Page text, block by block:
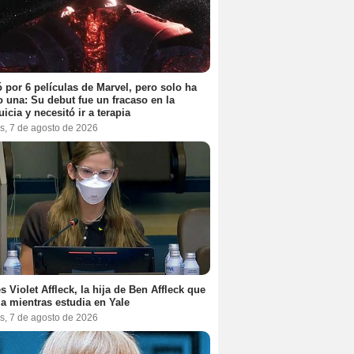
por 6 películas de Marvel, pero solo ha
una: Su debut fue un fracaso en la
y necesitó ir a terapia
7 de agosto de 2026
Violet Affleck, la hija de Ben Affleck que
mientras estudia en Yale
7 de agosto de 2026